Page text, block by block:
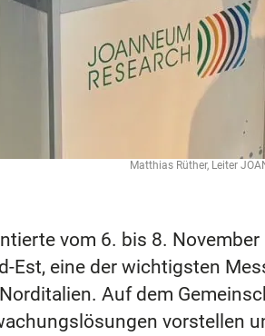
Matthias Rüther, Leiter
vom 6. bis 8.
Est, eine der wichtigsten
Auf dem
vorstellen